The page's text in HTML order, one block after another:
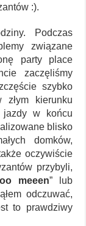
:).
Podczas
związane
party place
zaczęliśmy
szybko
kierunku
jazdy w końcu
blisko
domków,
oczywiście
przybyli,
meeen” lub
odczuwać,
to prawdziwy